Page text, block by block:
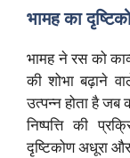
भामह का
भामह ने रस को
की शोभा बढ़ाने
उत्पन्न होता है
निष्पत्ति की
दृष्टिकोण अधूरा